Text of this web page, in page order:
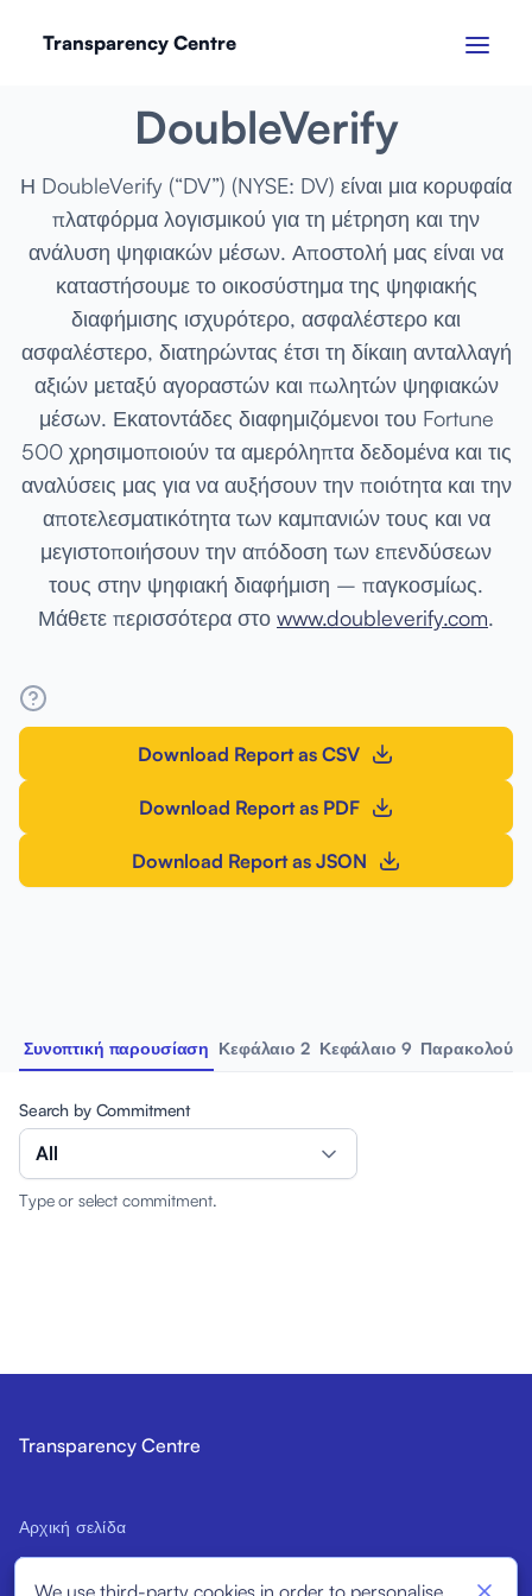
We use third-party cookies in order to personalise
Transparency Centre
DoubleVerify
Η DoubleVerify (“DV”) (NYSE: DV) είναι μια κορυφαία
πλατφόρμα λογισμικού για τη μέτρηση και την
ανάλυση ψηφιακών μέσων. Αποστολή μας είναι να
καταστήσουμε το οικοσύστημα της ψηφιακής
διαφήμισης ισχυρότερο, ασφαλέστερο και
ασφαλέστερο, διατηρώντας έτσι τη δίκαιη ανταλλαγή
αξιών μεταξύ αγοραστών και πωλητών ψηφιακών
μέσων. Εκατοντάδες διαφημιζόμενοι του Fortune
500 χρησιμοποιούν τα αμερόληπτα δεδομένα και τις
αναλύσεις μας για να αυξήσουν την ποιότητα και την
αποτελεσματικότητα των καμπανιών τους και να
μεγιστοποιήσουν την απόδοση των επενδύσεων
τους στην ψηφιακή διαφήμιση – παγκοσμίως.
Μάθετε περισσότερα στο www.doubleverify.com.
Download Report as CSV
Download Report as PDF
Download Report as JSON
Συνοπτική παρουσίαση Κεφάλαιο 2 Κεφάλαιο 9
Search by Commitment
All
Type or select commitment.
Transparency Centre
Αρχική σελίδα
Εισαγωγή στον Κώδικα